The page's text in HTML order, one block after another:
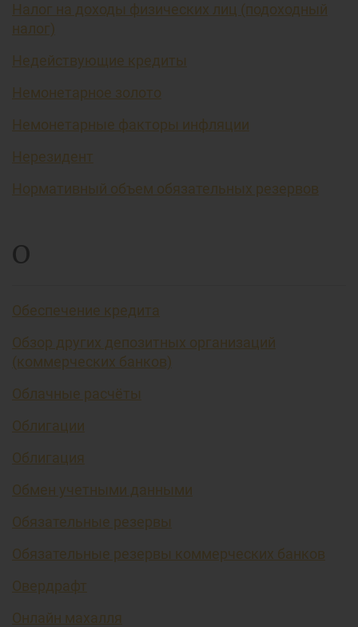
Налог на доходы физических лиц (подоходный
налог)
Недействующие кредиты
Немонетарное золото
Немонетарные факторы инфляции
Нерезидент
Нормативный объем обязательных резервов
О
Обеспечение кредита
Обзор других депозитных организаций
(коммерческих банков)
Облачные расчёты
Облигации
Облигация
Обмен учетными данными
Обязательные резервы
Обязательные резервы коммерческих банков
Овердрафт
Онлайн махалля